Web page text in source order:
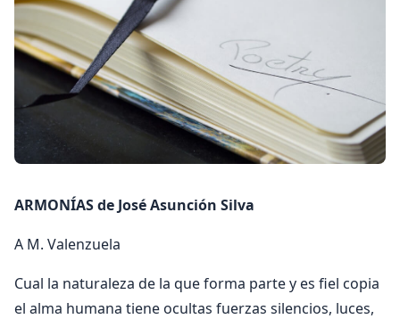
ARMONÍAS de José Asunción Silva
A M. Valenzuela
Cual la naturaleza de la que forma parte y es fiel copia
el alma humana tiene ocultas fuerzas silencios, luces,